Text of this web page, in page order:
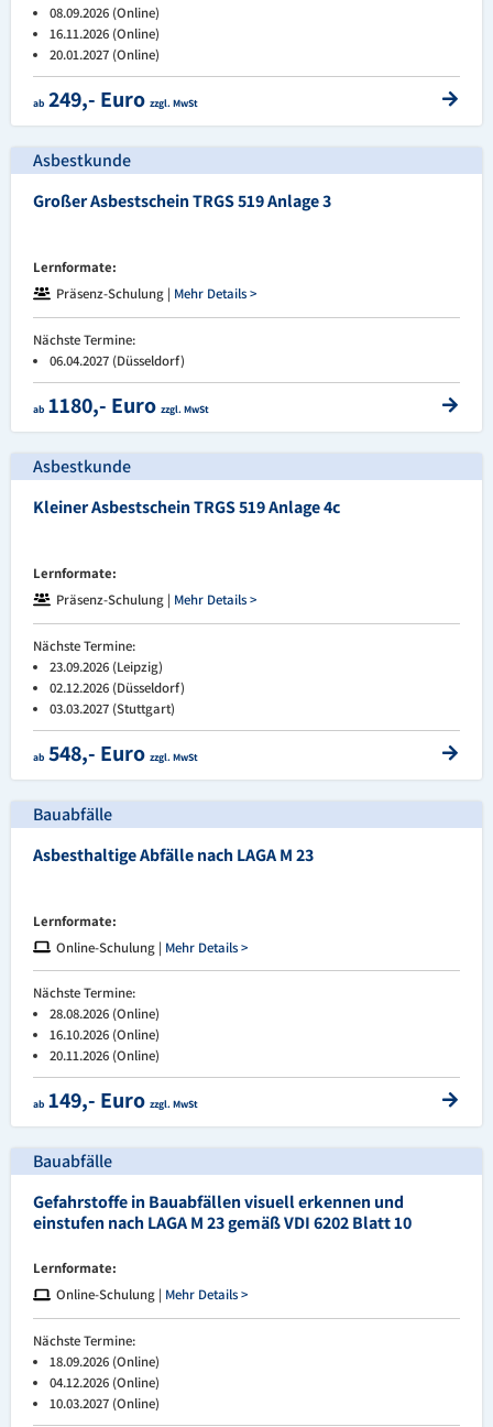
08.09.2026 (Online)
16.11.2026 (Online)
20.01.2027 (Online)
ab 249,- Euro zzgl. MwSt
Asbestkunde
Großer Asbestschein TRGS 519 Anlage 3
Lernformate:
Präsenz-Schulung | Mehr Details >
Nächste Termine:
06.04.2027 (Düsseldorf)
ab 1180,- Euro zzgl. MwSt
Asbestkunde
Kleiner Asbestschein TRGS 519 Anlage 4c
Lernformate:
Präsenz-Schulung | Mehr Details >
Nächste Termine:
23.09.2026 (Leipzig)
02.12.2026 (Düsseldorf)
03.03.2027 (Stuttgart)
ab 548,- Euro zzgl. MwSt
Bauabfälle
Asbesthaltige Abfälle nach LAGA M 23
Lernformate:
Online-Schulung | Mehr Details >
Nächste Termine:
28.08.2026 (Online)
16.10.2026 (Online)
20.11.2026 (Online)
ab 149,- Euro zzgl. MwSt
Bauabfälle
Gefahrstoffe in Bauabfällen visuell erkennen und
einstufen nach LAGA M 23 gemäß VDI 6202 Blatt 10
Lernformate:
Online-Schulung | Mehr Details >
Nächste Termine:
18.09.2026 (Online)
04.12.2026 (Online)
10.03.2027 (Online)